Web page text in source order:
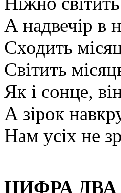
А надвечір в
Сходить
Світить
Як і сонце,
А зірок
Нам усіх не
ЦИФРА ДВА